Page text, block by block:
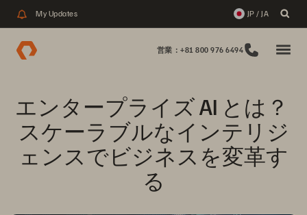
My Updates JP / JA
営業：+81 800 976 6494
エンタープライズ AI とは？
スケーラブルなインテリジ
ェンスでビジネスを変革す
る